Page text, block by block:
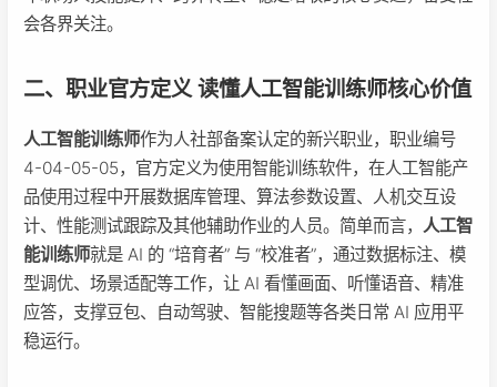
会各界关注。
二、职业官方定义 读懂人工智能训练师核心价值
人工智能训练师作为人社部备案认定的新兴职业，职业编号
4-04-05-05，官方定义为使用智能训练软件，在人工智能产
品使用过程中开展数据库管理、算法参数设置、人机交互设
计、性能测试跟踪及其他辅助作业的人员。简单而言，
人工智
能训练师就是 AI 的 “培育者” 与 “校准者”，通过数据标注、模
型调优、场景适配等工作，让 AI 看懂画面、听懂语音、精准
应答，支撑豆包、自动驾驶、智能搜题等各类日常 AI 应用平
稳运行。